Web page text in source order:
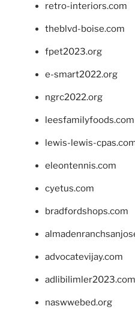
retro-interiors.com
theblvd-boise.com
fpet2023.org
e-smart2022.org
ngrc2022.org
leesfamilyfoods.com
lewis-lewis-
eleontennis.com
cyetus.com
bradfordshops.com
advocatevijay.com
adlibilimler2023.com
naswwebed.org